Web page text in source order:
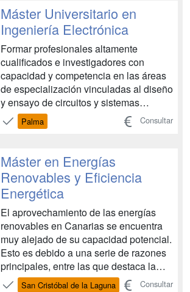
Ambiental y Ciencia e Ingeniería de los
Materiales...
Máster Universitario en
Ingeniería Electrónica
Formar profesionales altamente
cualificados e investigadores con
capacidad y competencia en las áreas
de especialización vinculadas al diseño
y ensayo de circuitos y sistemas
electrónicos, electrónica de potencia,
dispositivos y microsistemas e
optatividad con que está diseñado
permite profundizar con rigor en los co...
Palma Consultar
Máster en Energías
Renovables y Eficiencia
Energética
El aprovechamiento de las energías
renovables en Canarias se encuentra
muy alejado de su capacidad potencial.
Esto es debido a una serie de razones
principales, entre las que destaca la
escasa presencia de profesionales
San Cristóbal de la Laguna Consultar